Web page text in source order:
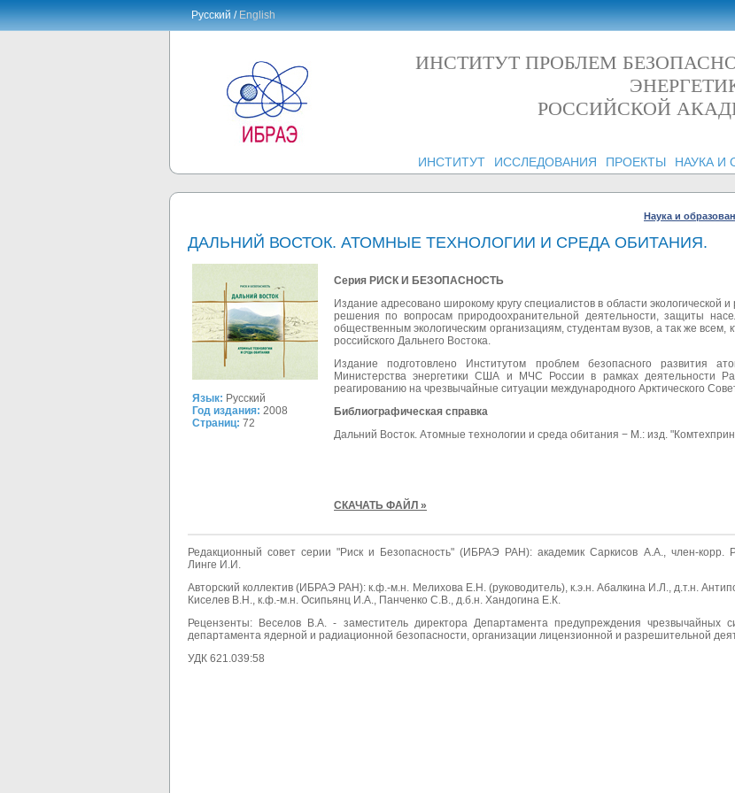
Русский /English
ИНСТИТУТ ПРОБЛЕМ
РОССИЙСКОЙ
ИНСТИТУТ ИССЛЕДОВАНИЯ ПРОЕКТЫ НАУКА И
Наука и
ДАЛЬНИЙ ВОСТОК. АТОМНЫЕ ТЕХНОЛОГИИ И СРЕДА ОБИТАНИЯ.
Язык: Русский
Год издания: 2008
Страниц: 72
Серия РИСК И БЕЗОПАСНОСТЬ
Издание адресовано широкому кругу специалистов в области
решения по вопросам природоохранительной деятельности, защиты
общественным экологическим организациям, студентам вузов, а так же всем,
российского Дальнего Востока.
Издание подготовлено Институтом проблем безопасного развития
Министерства энергетики США и МЧС России в рамках деятельности
реагированию на чрезвычайные ситуации международного Арктического
Библиографическая справка
Дальний Восток. Атомные технологии и среда обитания − М.: изд.
СКАЧАТЬ ФАЙЛ »
Редакционный совет серии "Риск и Безопасность" (ИБРАЭ РАН): академик Саркисов А.А., член-
Линге И.И.
Авторский коллектив (ИБРАЭ РАН): к.ф.-м.н. Мелихова Е.Н. (руководитель), к.э.н. Абалкина И.Л., д.т.н.
Киселев В.Н., к.ф.-м.н. Осипьянц И.А., Панченко С.В., д.б.н. Хандогина Е.К.
Рецензенты: Веселов В.А. - заместитель директора Департамента предупреждения
департамента ядерной и радиационной безопасности, организации лицензионной и разрешительной
УДК 621.039:58